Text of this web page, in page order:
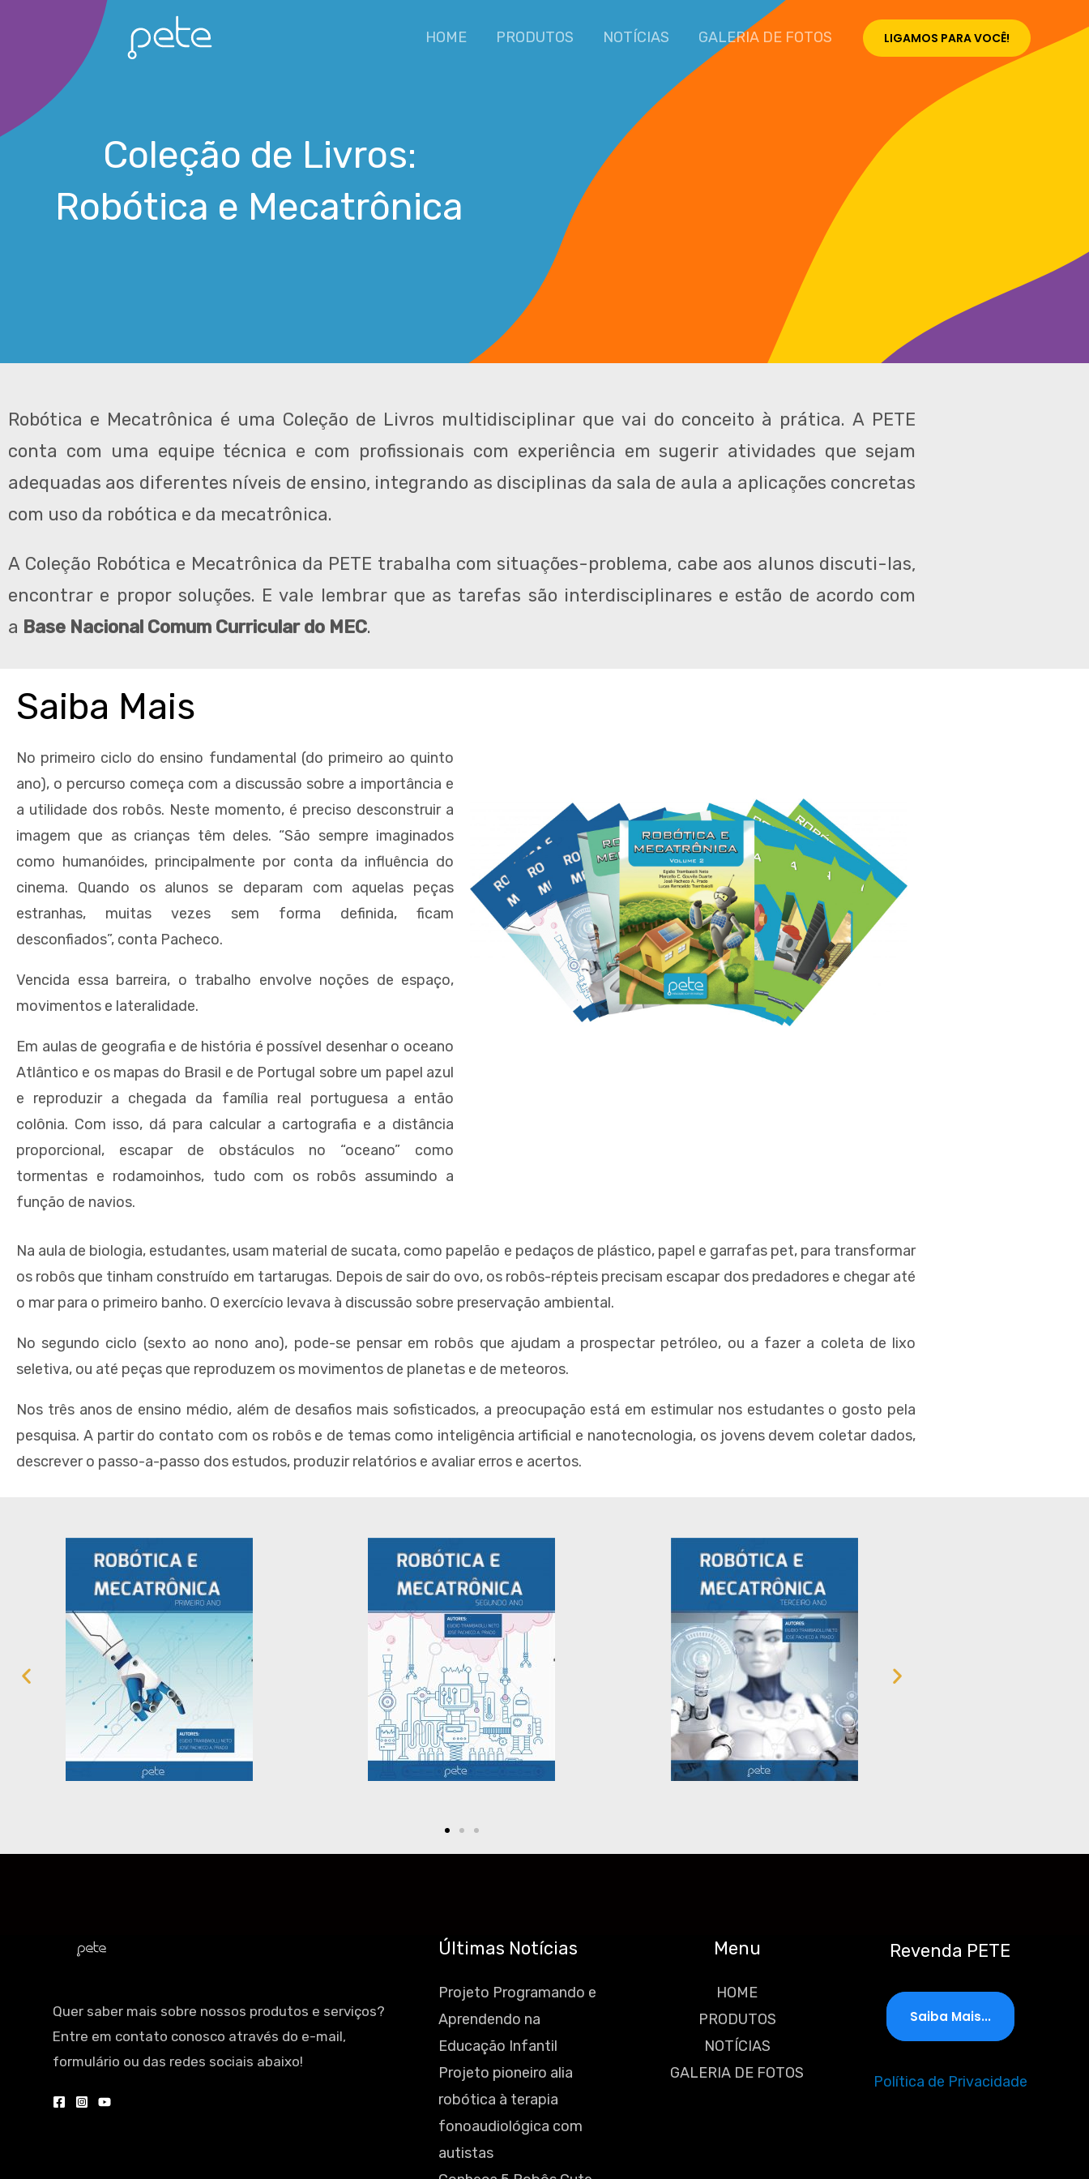
conteúdo
HOME PRODUTOS NOTÍCIAS GALERIA DE FOTOS LIGAMOS PARA VOCÊ!
Coleção de Livros:
Robótica e Mecatrônica
Robótica e Mecatrônica é uma Coleção de Livros multidisciplinar que vai do conceito à prática. A PETE
conta com uma equipe técnica e com profissionais com experiência em sugerir atividades que sejam
adequadas aos diferentes níveis de ensino, integrando as disciplinas da sala de aula a aplicações concretas
com uso da robótica e da mecatrônica.
A Coleção Robótica e Mecatrônica da PETE trabalha com situações-problema, cabe aos alunos discuti-las,
encontrar e propor soluções. E vale lembrar que as tarefas são interdisciplinares e estão de acordo com
a Base Nacional Comum Curricular do MEC.
Saiba Mais
No primeiro ciclo do ensino fundamental (do primeiro ao quinto
ano), o percurso começa com a discussão sobre a importância e
a utilidade dos robôs. Neste momento, é preciso desconstruir a
imagem que as crianças têm deles. “São sempre imaginados
como humanóides, principalmente por conta da influência do
cinema. Quando os alunos se deparam com aquelas peças
estranhas, muitas vezes sem forma definida, ficam
desconfiados”, conta Pacheco.
Vencida essa barreira, o trabalho envolve noções de espaço,
movimentos e lateralidade.
Em aulas de geografia e de história é possível desenhar o oceano
Atlântico e os mapas do Brasil e de Portugal sobre um papel azul
e reproduzir a chegada da família real portuguesa a então
colônia. Com isso, dá para calcular a cartografia e a distância
proporcional, escapar de obstáculos no “oceano” como
tormentas e rodamoinhos, tudo com os robôs assumindo a
função de navios.
Na aula de biologia, estudantes, usam material de sucata, como papelão e pedaços de plástico, papel e garrafas pet, para transformar
os robôs que tinham construído em tartarugas. Depois de sair do ovo, os robôs-répteis precisam escapar dos predadores e chegar até
o mar para o primeiro banho. O exercício levava à discussão sobre preservação ambiental.
No segundo ciclo (sexto ao nono ano), pode-se pensar em robôs que ajudam a prospectar petróleo, ou a fazer a coleta de lixo
seletiva, ou até peças que reproduzem os movimentos de planetas e de meteoros.
Nos três anos de ensino médio, além de desafios mais sofisticados, a preocupação está em estimular nos estudantes o gosto pela
pesquisa. A partir do contato com os robôs e de temas como inteligência artificial e nanotecnologia, os jovens devem coletar dados,
descrever o passo-a-passo dos estudos, produzir relatórios e avaliar erros e acertos.
Quer saber mais sobre nossos produtos e serviços?
Entre em contato conosco através do e-mail,
formulário ou das redes sociais abaixo!
Últimas Notícias
Projeto Programando e
Aprendendo na
Educação Infantil
Projeto pioneiro alia
robótica à terapia
fonoaudiológica com
autistas
Menu
HOME
PRODUTOS
NOTÍCIAS
GALERIA DE FOTOS
Revenda PETE
Saiba Mais...
Política de Privacidade